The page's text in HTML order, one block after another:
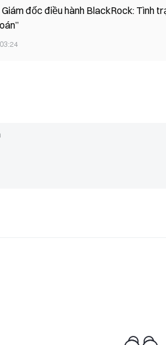
đốc điều hành BlackRock: Tình